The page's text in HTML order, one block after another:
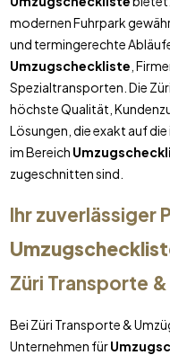
modernen Fuhrpark
und termingerechte
Umzugscheckliste ,
Spezialtransporten. Die
höchste Qualität,
Lösungen, die exakt auf
im Bereich
zugeschnitten sind.
Ihr zuverlässiger
Züri Transporte
Bei Züri Transporte &
Unternehmen für